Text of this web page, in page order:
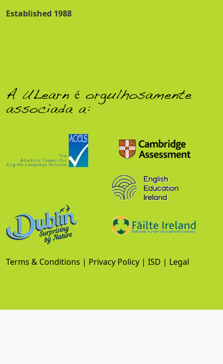
Established 1988
A ULearn é orgulhosamente
associada a:
Terms & Conditions | Privacy Policy | ISD | Legal